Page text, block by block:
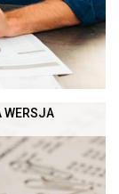
WERSJA